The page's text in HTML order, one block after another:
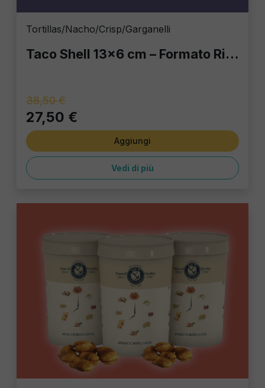
Tortillas/Nacho/Crisp/Garganelli
Taco Shell 13x6 cm – Formato Risparmio: 5 Buste da 20 pz (100 Taco Shells Totali)
38,50 €
27,50 €
Aggiungi
Vedi di più